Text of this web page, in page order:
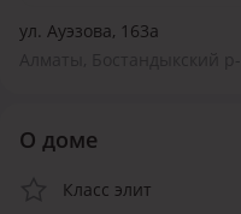
ул. Ауэзова, 163а
О доме
Класс элит